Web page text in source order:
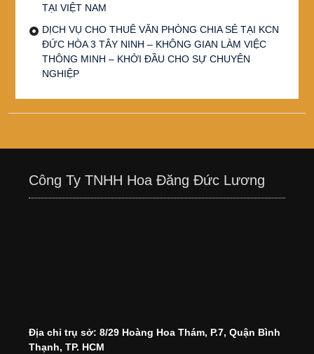
TẠI VIỆT NAM
DỊCH VỤ CHO THUÊ VĂN PHÒNG CHIA SẺ TẠI KCN
ĐỨC HÒA 3 TÂY NINH – KHÔNG GIAN LÀM VIỆC
THÔNG MINH – KHỞI ĐẦU CHO SỰ CHUYÊN
NGHIỆP
Công Ty TNHH Hoa Đăng Đức Lương
Địa chỉ trụ sở: 8/29 Hoàng Hoa Thám, P.7, Quận Bình
Thạnh, TP. HCM